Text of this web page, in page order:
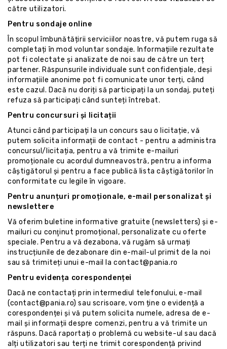
către utilizatori.
Pentru sondaje online
În scopul îmbunătățirii serviciilor noastre, vă putem ruga să
completați în mod voluntar sondaje. Informațiile rezultate
pot fi colectate și analizate de noi sau de către un terț
partener. Răspunsurile individuale sunt confidențiale, deși
informațiile anonime pot fi comunicate unor terți, când
este cazul. Dacă nu doriți să participați la un sondaj, puteți
refuza să participați când sunteți întrebat.
Pentru concursuri și licitații
Atunci când participați la un concurs sau o licitație, vă
putem solicita informații de contact - pentru a administra
concursul/licitația, pentru a vă trimite e-mailuri
promoționale cu acordul dumneavostră, pentru a informa
câștigătorul și pentru a face publică lista câștigătorilor în
conformitate cu legile în vigoare.
Pentru anunțuri promoționale, e-mail personalizat și
newslettere
Vă oferim buletine informative gratuite (newsletters) și e-
mailuri cu conţinut promoțional, personalizate cu oferte
speciale. Pentru a vă dezabona, vă rugăm să urmați
instrucțiunile de dezabonare din e-mail-ul primit de la noi
sau să trimiteți unui e-mail la contact@pania.ro
Pentru evidența corespondenței
Dacă ne contactați prin intermediul telefonului, e-mail
(contact@pania.ro) sau scrisoare, vom ține o evidență a
corespondenței și vă putem solicita numele, adresa de e-
mail și informații despre comenzi, pentru a vă trimite un
răspuns. Dacă raportați o problemă cu website-ul sau dacă
alți utilizatori sau terți ne trimit corespondență privind